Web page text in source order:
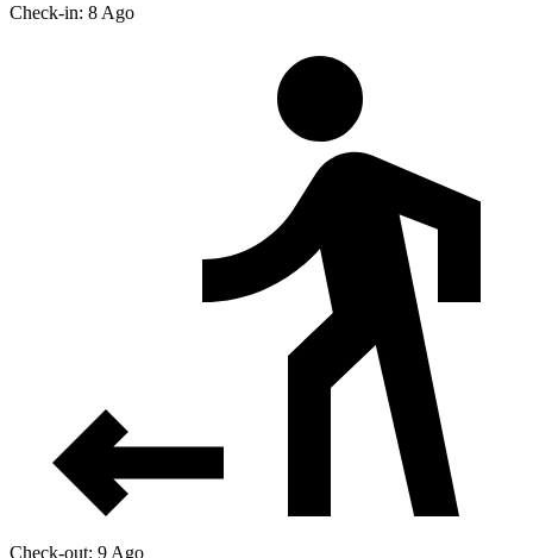
Check-in: 8 Ago
Check-out: 9 Ago